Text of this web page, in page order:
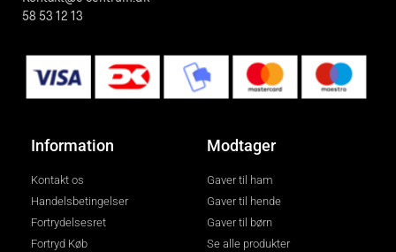
58 53 12 13
Information
Kontakt os
Handelsbetingelser
Fortrydelsesret
Fortryd Køb
Modtager
Gaver til ham
Gaver til hende
Gaver til børn
Se alle produkter